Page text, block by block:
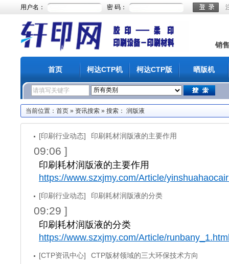
用户名： 密 码：
销
首页 柯达CTP机 柯达CTP版 晒版机
当前位置： 首页 » 资讯搜索 » 搜索： 润版液
[印刷行业动态] 印刷耗材润版液的主要作用
09:06 ]
印刷耗材润版液的主要作用
https://www.szxjmy.com/Article/
[印刷行业动态] 印刷耗材润版液的分类
09:29 ]
印刷耗材润版液的分类
https://www.szxjmy.com/Article/
[CTP资讯中心] CTP版材领域的三大环保技术方向